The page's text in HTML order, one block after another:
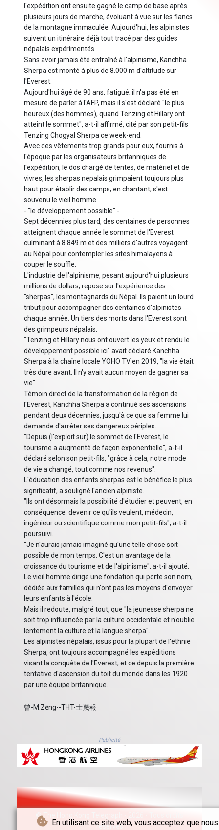
En utilisant ce site web, vous acceptez que nous
l'expédition ont ensuite gagné le camp de base après
plusieurs jours de marche, évoluant à vue sur les flancs
de la montagne immaculée. Aujourd'hui, les alpinistes
suivent un itinéraire déjà tout tracé par des guides
népalais expérimentés.
Sans avoir jamais été entraîné à l'alpinisme, Kanchha
Sherpa est monté à plus de 8.000 m d'altitude sur
l'Everest.
Aujourd'hui âgé de 90 ans, fatigué, il n'a pas été en
mesure de parler à l'AFP, mais il s'est déclaré "le plus
heureux (des hommes), quand Tenzing et Hillary ont
atteint le sommet", a-t-il affirmé, cité par son petit-fils
Tenzing Chogyal Sherpa ce week-end.
Avec des vêtements trop grands pour eux, fournis à
l'époque par les organisateurs britanniques de
l'expédition, le dos chargé de tentes, de matériel et de
vivres, les sherpas népalais grimpaient toujours plus
haut pour établir des camps, en chantant, s'est
souvenu le vieil homme.
- "le développement possible" -
Sept décennies plus tard, des centaines de personnes
atteignent chaque année le sommet de l'Everest
culminant à 8.849 m et des milliers d'autres voyagent
au Népal pour contempler les sites himalayens à
couper le souffle.
L'industrie de l'alpinisme, pesant aujourd'hui plusieurs
millions de dollars, repose sur l'expérience des
"sherpas", les montagnards du Népal. Ils paient un lourd
tribut pour accompagner des centaines d'alpinistes
chaque année. Un tiers des morts dans l'Everest sont
des grimpeurs népalais.
"Tenzing et Hillary nous ont ouvert les yeux et rendu le
développement possible ici" avait déclaré Kanchha
Sherpa à la chaîne locale YOHO TV en 2019, "la vie était
très dure avant. Il n'y avait aucun moyen de gagner sa
vie".
Témoin direct de la transformation de la région de
l'Everest, Kanchha Sherpa a continué ses ascensions
pendant deux décennies, jusqu'à ce que sa femme lui
demande d'arrêter ses dangereux périples.
"Depuis (l'exploit sur) le sommet de l'Everest, le
tourisme a augmenté de façon exponentielle", a-t-il
déclaré selon son petit-fils, "grâce à cela, notre mode
de vie a changé, tout comme nos revenus".
L'éducation des enfants sherpas est le bénéfice le plus
significatif, a souligné l'ancien alpiniste.
"Ils ont désormais la possibilité d'étudier et peuvent, en
conséquence, devenir ce qu'ils veulent, médecin,
ingénieur ou scientifique comme mon petit-fils", a-t-il
poursuivi.
"Je n'aurais jamais imaginé qu'une telle chose soit
possible de mon temps. C'est un avantage de la
croissance du tourisme et de l'alpinisme", a-t-il ajouté.
Le vieil homme dirige une fondation qui porte son nom,
dédiée aux familles qui n'ont pas les moyens d'envoyer
leurs enfants à l'école.
Mais il redoute, malgré tout, que "la jeunesse sherpa ne
soit trop influencée par la culture occidentale et n'oublie
lentement la culture et la langue sherpa".
Les alpinistes népalais, issus pour la plupart de l'ethnie
Sherpa, ont toujours accompagné les expéditions
visant la conquête de l'Everest, et ce depuis la première
tentative d'ascension du toit du monde dans les 1920
par une équipe britannique.
曾-M.Zēng--THT-士蔑報
Publicité
© The Hong Kong Telegraph - 2026 - Tous droits
réservés